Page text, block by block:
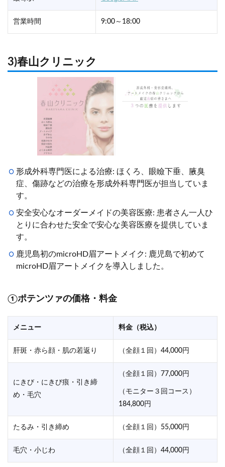
営業時間 9:00～18:00
3)春山クリニック
形成外科専門医による治療: ほくろ、眼瞼下垂、腋臭
症、傷跡などの治療を形成外科専門医が担当していま
す。
安全安心なオーダーメイドの美容医療: 患者さん一人ひ
とりに合わせた安全で安心な美容医療を提供していま
す。
鹿児島初のmicroHD眉アートメイク: 鹿児島で初めて
microHD眉アートメイクを導入しました。
①ポテンツァの価格・料金
メニュー 料金（税込）
肝斑・赤ら顔・肌の若返り （全顔１回）44,000円
にきび・にきび痕・引き締
め・毛穴
（全顔１回）77,000円
（モニター３回コース）
184,800円
たるみ・引き締め （全顔１回）55,000円
毛穴・小じわ （全顔１回）44,000円